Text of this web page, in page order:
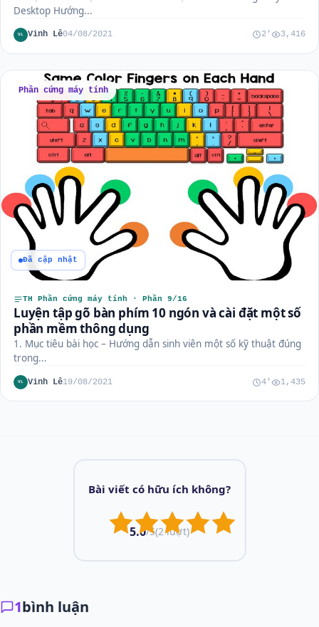
Desktop Hướng...
VL Vinh Lê04/08/2021 2' 3,416
Phần cứng máy tính
Đã cập nhật
TH Phần cứng máy tính · Phần 9/16
Luyện tập gõ bàn phím 10 ngón và cài đặt một số
phần mềm thông dụng
1. Mục tiêu bài học – Hướng dẫn sinh viên một số kỹ thuật đúng
trong...
VL Vinh Lê19/08/2021 4' 1,435
Bài viết có hữu ích không?
5.0/5(2 lượt)
1bình luận